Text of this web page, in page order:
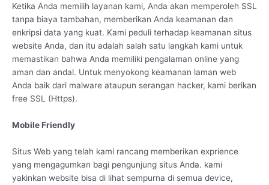
Ketika Anda memilih layanan kami, Anda akan memperoleh SSL
tanpa biaya tambahan, memberikan Anda keamanan dan
enkripsi data yang kuat. Kami peduli terhadap keamanan situs
website Anda, dan itu adalah salah satu langkah kami untuk
memastikan bahwa Anda memiliki pengalaman online yang
aman dan andal. Untuk menyokong keamanan laman web
Anda baik dari malware ataupun serangan hacker, kami berikan
free SSL (Https).
Mobile Friendly
Situs Web yang telah kami rancang memberikan exprience
yang mengagumkan bagi pengunjung situs Anda. kami
yakinkan website bisa di lihat sempurna di semua device,